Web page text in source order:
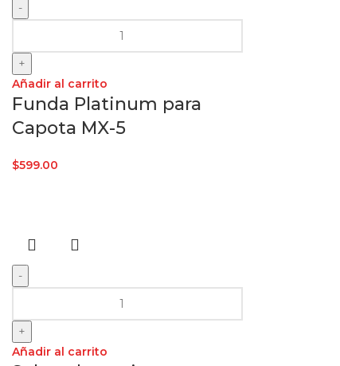
-
+
Añadir al carrito
Funda Platinum para
Capota MX-5
$599.00
-
+
Añadir al carrito